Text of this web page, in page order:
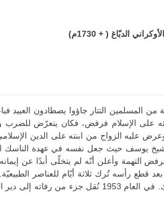
الدبّاغ ( + 1730م)
المسلمين التتار جاؤوا يصطادون العبيد
على الإسلام فرفض، فكان يتعرّض للضرب
عليه الزواج من ابنته على الدين
يوسف حيث جعل نفسه في عهدة الناسك
التهمة وأعلن أنّه لم يتخلّى أبدًا عن
قطع رأسه تُرك ثلاثة أيّام للعناصر
ذلك أُخذت رفاته إلى دير القدّيس يوحنّا الحبيب في باتموس حيث